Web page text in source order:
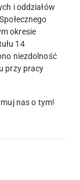
i oddziałów
okresie
14
niezdolność
przy pracy
nas o tym!